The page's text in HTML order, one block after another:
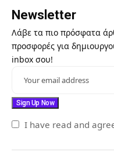
Newsletter
Λάβε τα πιο πρόσφατα
προσφορές για
inbox σου!
I have read and